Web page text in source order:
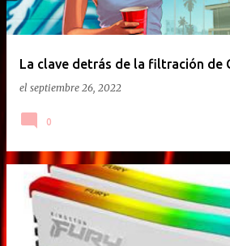
La clave detrás de la filtración de
el septiembre 26, 2022
0